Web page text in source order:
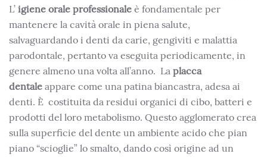
L’ igiene orale professionale è fondamentale per
mantenere la cavità orale in piena salute,
salvaguardando i denti da carie, gengiviti e malattia
parodontale, pertanto va eseguita periodicamente, in
genere almeno una volta all’anno. La placca
dentale appare come una patina biancastra, adesa ai
denti. È costituita da residui organici di cibo, batteri e
prodotti del loro metabolismo. Questo agglomerato crea
sulla superficie del dente un ambiente acido che pian
piano “scioglie” lo smalto, dando così origine ad un